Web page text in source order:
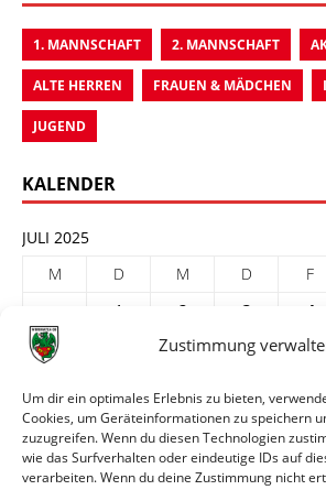
Zustimmung
Um dir ein optimales Erlebnis zu bieten,
Cookies, um Geräteinformationen zu speichern
zuzugreifen. Wenn du diesen Technologien
wie das Surfverhalten oder eindeutige IDs auf
verarbeiten. Wenn du deine Zustimmung nicht
1. MANNSCHAFT 2. MANNSCHAFT
ALTE HERREN FRAUEN & MÄDCHEN
JUGEND
KALENDER
JULI 2025
M
D M D F
1
2 3 4
7
9 10 11
21
22 23 24 25
28
29 30
31